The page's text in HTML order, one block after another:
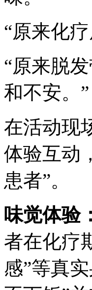
“原来化
“原来脱
和不安。”
在活动现
体验互动
患者”。
味觉体验：
者在化疗
感”等真